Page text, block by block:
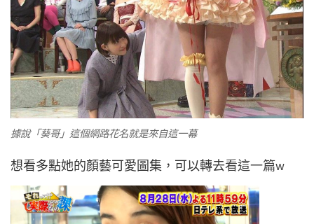
據說「葵哥」這個網路花名就是來自這一幕
想看多點她的顏藝可愛圖集，可以轉去看這一篇w